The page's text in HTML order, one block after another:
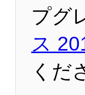
プグ
ス
くだ